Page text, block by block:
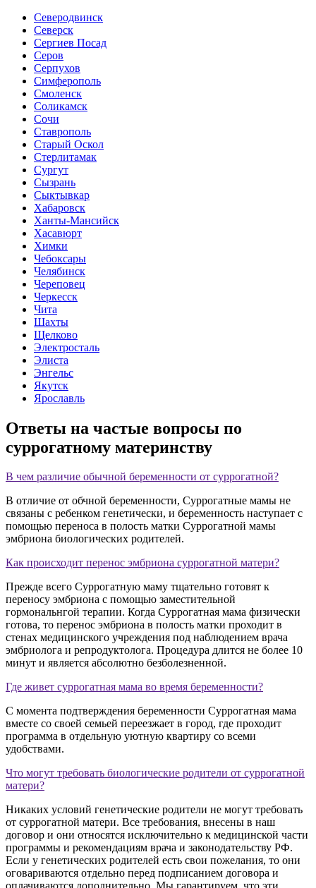
Северодвинск
Северск
Сергиев Посад
Серов
Серпухов
Симферополь
Смоленск
Соликамск
Сочи
Ставрополь
Старый Оскол
Стерлитамак
Сургут
Сызрань
Сыктывкар
Хабаровск
Ханты-Мансийск
Хасавюрт
Химки
Чебоксары
Челябинск
Череповец
Черкесск
Чита
Шахты
Щелково
Электросталь
Элиста
Энгельс
Якутск
Ярославль
Ответы на частые вопросы по
суррогатному материнству
В чем различие обычной беременности от суррогатной?
В отличие от обчной беременности, Суррогатные мамы не
связаны с ребенком генетически, и беременность наступает с
помощью переноса в полость матки Суррогатной мамы
эмбриона биологических родителей.
Как происходит перенос эмбриона суррогатной матери?
Прежде всего Суррогатную маму тщательно готовят к
переносу эмбриона с помощью заместительной
гормональнгой терапии. Когда Суррогатная мама физически
готова, то перенос эмбриона в полость матки проходит в
стенах медицинского учреждения под наблюдением врача
эмбриолога и репродуктолога. Процедура длится не более 10
минут и является абсолютно безболезненной.
Где живет суррогатная мама во время беременности?
С момента подтверждения беременности Суррогатная мама
вместе со своей семьей переезжает в город, где проходит
программа в отдельную уютную квартиру со всеми
удобствами.
Что могут требовать биологические родители от суррогатной
матери?
Никаких условий генетические родители не могут требовать
от суррогатной матери. Все требования, внесены в наш
договор и они относятся исключительно к медицинской части
программы и рекомендациям врача и законодательству РФ.
Если у генетических родителей есть свои пожелания, то они
оговариваются отдельно перед подписанием договора и